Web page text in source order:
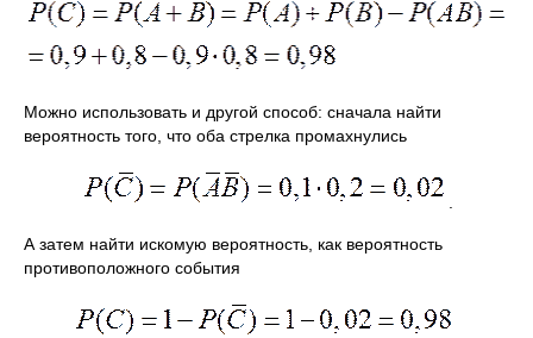
Можно использовать и другой способ: сначала найти
вероятность того, что оба стрелка промахнулись
А затем найти искомую вероятность, как вероятность
противоположного события